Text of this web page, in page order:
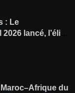
: Le
lancé, l’élite
du sacre
du